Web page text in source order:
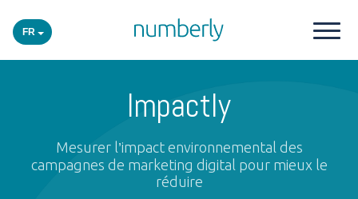
FR
Plateforme
Impactly
Mesurer l’impact environnemental des
campagnes de marketing digital pour mieux le
réduire